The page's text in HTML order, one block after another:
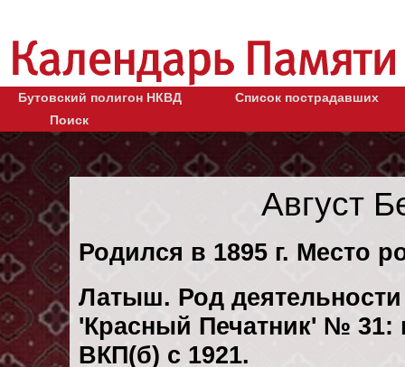
Бутовский полигон НКВД
Список пострадавших
Поиск
Август
Родился в 1895 г. Место
Латыш. Род
'Красный Печатник' № 31:
ВКП(б) с 1921.